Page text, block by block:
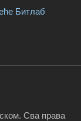
Битлаб
Сва права